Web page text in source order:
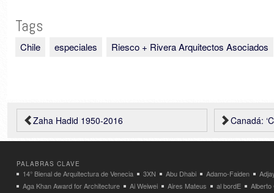
Tags
Chile especiales Riesco + Rivera Arquitectos Asociados
Canadá:
Zaha Hadid 1950-2016
PALABRAS CLAVE
14° Bienal de Arquitectura de Venecia 3XN Abu Dhabi Adamo-Faiden
Aga Khan Award for Architecture
Ai Weiwei Aires Mateus al bordE
Alberto